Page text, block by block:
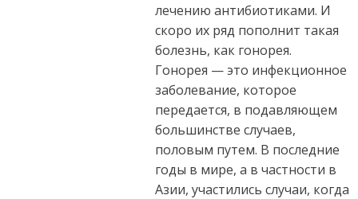
лечению антибиотиками. И
скоро их ряд пополнит такая
болезнь, как гонорея.
Гонорея — это инфекционное
заболевание, которое
передается, в подавляющем
большинстве случаев,
половым путем. В последние
годы в мире, а в частности в
Азии, участились случаи, когда